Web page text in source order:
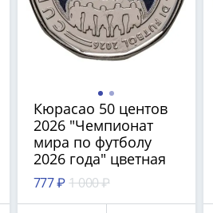
Кюрасао 50 центов
2026 "Чемпионат
мира по футболу
2026 года" цветная
777 ₽ 1 000 ₽